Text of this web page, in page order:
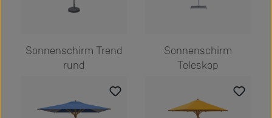
Sonnenschirm Trend
rund
Sonnenschirm
Teleskop